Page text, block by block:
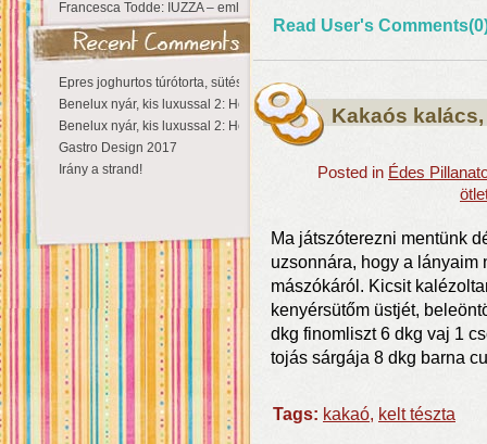
Francesca Todde: IUZZA – emlékezet, táj és irodalom találkozása a Mai
Epres joghurtos túrótorta, sütés nélkül
Benelux nyár, kis luxussal 2: Hollandia
Benelux nyár, kis luxussal 2: Hollandia
Gastro Design 2017
Irány a strand!
Read User's
Kakaós
Posted in Édes
Ma játszóterezni mentünk
uzsonnára, hogy a
mászókáról. Kicsit
kenyérsütőm üstjét,
dkg finomliszt 6 dkg vaj 1
tojás sárgája 8 dkg barna
Tags: kakaó, kelt tészta